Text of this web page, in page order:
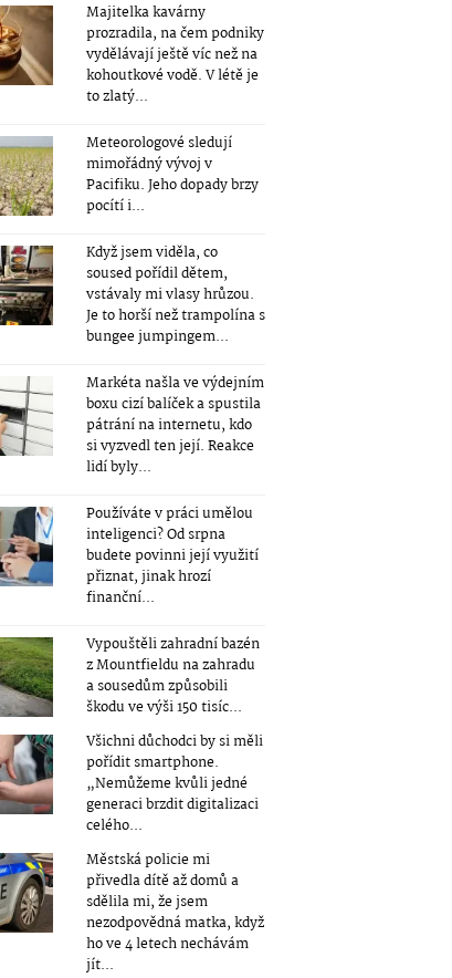
Majitelka kavárny
prozradila, na čem podniky
vydělávají ještě víc než na
kohoutkové vodě. V létě je
to zlatý...
Meteorologové sledují
mimořádný vývoj v
Pacifiku. Jeho dopady brzy
pocítí i...
Když jsem viděla, co
soused pořídil dětem,
vstávaly mi vlasy hrůzou.
Je to horší než trampolína s
bungee jumpingem...
Markéta našla ve výdejním
boxu cizí balíček a spustila
pátrání na internetu, kdo
si vyzvedl ten její. Reakce
lidí byly...
Používáte v práci umělou
inteligenci? Od srpna
budete povinni její využití
přiznat, jinak hrozí
finanční...
Vypouštěli zahradní bazén
z Mountfieldu na zahradu
a sousedům způsobili
škodu ve výši 150 tisíc...
Všichni důchodci by si měli
pořídit smartphone.
„Nemůžeme kvůli jedné
generaci brzdit digitalizaci
celého...
Městská policie mi
přivedla dítě až domů a
sdělila mi, že jsem
nezodpovědná matka, když
ho ve 4 letech nechávám
jít...